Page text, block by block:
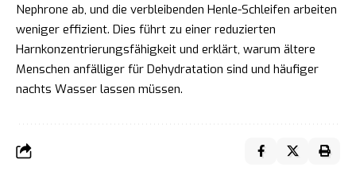
Nephrone ab, und die verbleibenden Henle-Schleifen arbeiten
weniger effizient. Dies führt zu einer reduzierten
Harnkonzentrierungsfähigkeit und erklärt, warum ältere
Menschen anfälliger für Dehydratation sind und häufiger
nachts Wasser lassen müssen.